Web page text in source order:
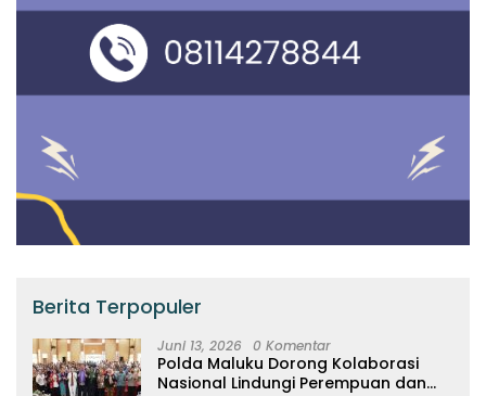
Berita Terpopuler
Juni 13, 2026 0 Komentar
Polda Maluku Dorong Kolaborasi
Nasional Lindungi Perempuan dan